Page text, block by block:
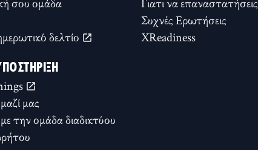
δελτίο
Συχνές Ερωτήσεις
XReadiness
μας
την ομάδα διαδικτύου